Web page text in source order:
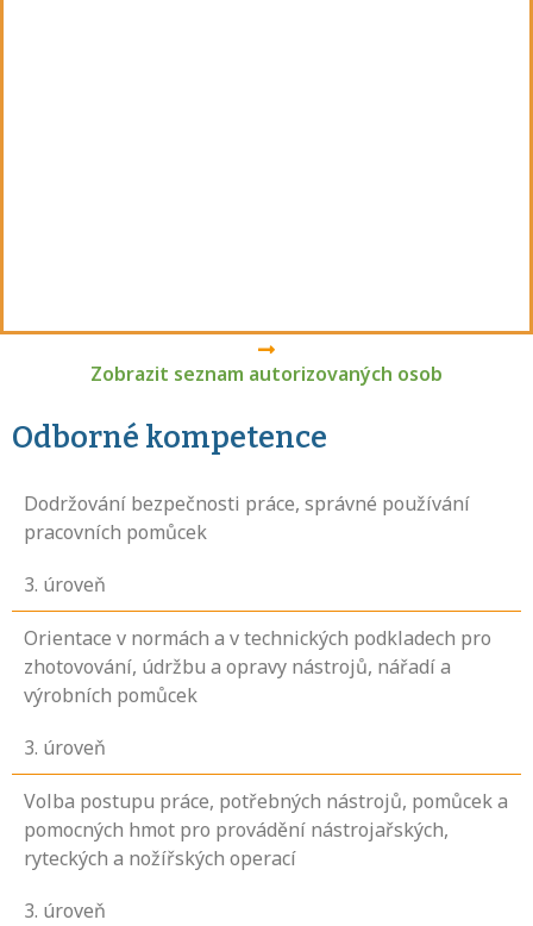
Zobrazit seznam autorizovaných osob
Odborné kompetence
Dodržování bezpečnosti práce, správné používání
pracovních pomůcek
3. úroveň
Orientace v normách a v technických podkladech pro
zhotovování, údržbu a opravy nástrojů, nářadí a
výrobních pomůcek
3. úroveň
Volba postupu práce, potřebných nástrojů, pomůcek a
pomocných hmot pro provádění nástrojařských,
ryteckých a nožířských operací
3. úroveň